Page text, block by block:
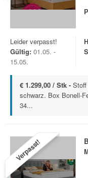
Leider verpasst!
Gültig: 01.05. -
15.05.
€ 1.299,00 / Stk -
schwarz. Box Bonell-
34...
Verpasst!